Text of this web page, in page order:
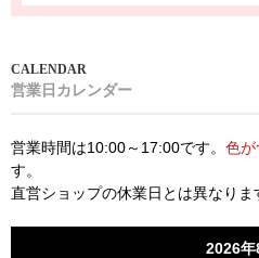
営業日カレンダー
営業時間は10:00～17:00です。 色が
す。
直営ショップの休業日とは異なりま
2026年